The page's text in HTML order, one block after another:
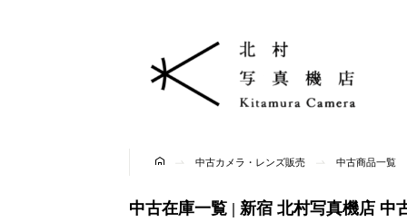
中古カメラ・レンズ販売 中古商品一覧
中古在庫一覧 | 新宿 北村写真機店 中